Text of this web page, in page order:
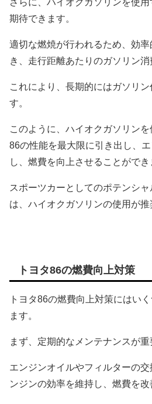
さらに、ハイオクガソリンを使
期待できます。
適切な燃焼が行われるため、効
き、走行距離あたりのガソリン消
これにより、長期的にはガソリ
す。
このように、ハイオクガソリン
86の性能を最大限に引き出し、
し、燃費を向上させることができ
スポーツカーとしてのポテンシ
は、ハイオクガソリンの使用が推
トヨタ86の燃費向上対策
トヨタ86の燃費向上対策にはい
ます。
まず、定期的なメンテナンスが重
エンジンオイルやフィルターの
ンジンの効率を維持し、燃費を改